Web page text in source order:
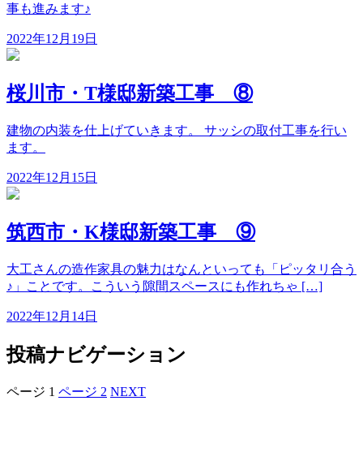
事も進みます♪
2022年12月19日
桜川市・T様邸新築工事 ⑧
建物の内装を仕上げていきます。 サッシの取付工事を行い
ます。
2022年12月15日
筑西市・K様邸新築工事 ⑨
大工さんの造作家具の魅力はなんといっても「ピッタリ合う
♪」ことです。こういう隙間スペースにも作れちゃ […]
2022年12月14日
投稿ナビゲーション
ページ 1 ページ 2 NEXT